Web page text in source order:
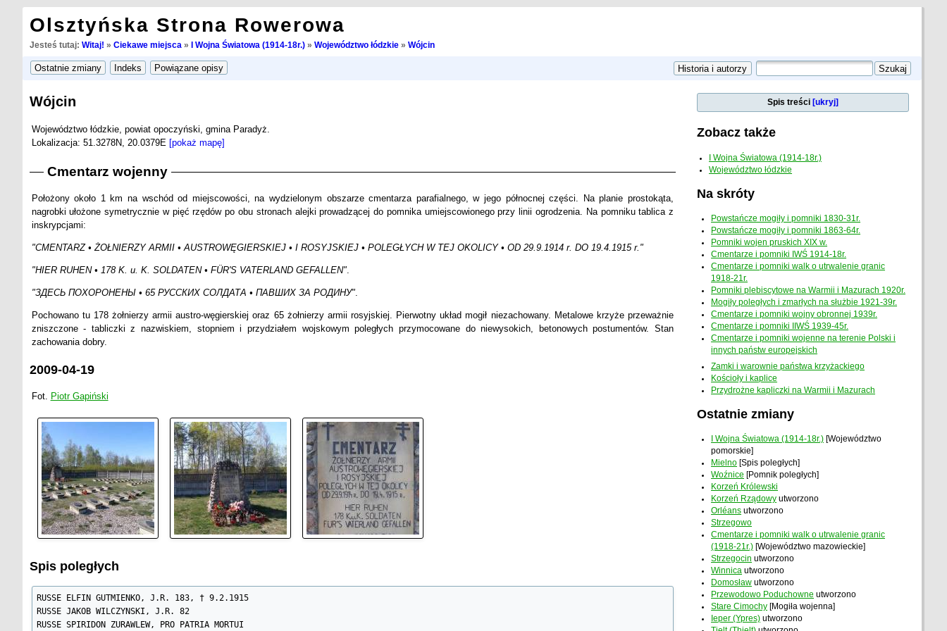
Olsztyńska Strona Rowerowa
Jesteś tutaj: Witaj! » Ciekawe miejsca » I Wojna Światowa (1914-18r.)» Województwo łódzkie» Wójcin
Wójcin
Województwo łódzkie, powiat opoczyński, gmina Paradyż.
Lokalizacja: 51.3278N, 20.0379E [pokaż mapę]
Cmentarz wojenny
Położony około 1 km na wschód od miejscowości, na wydzielonym obszarze cmentarza parafialnego, w jego północnej części. Na planie prostokąta,
nagrobki ułożone symetrycznie w pięć rzędów po obu stronach alejki prowadzącej do pomnika umiejscowionego przy linii ogrodzenia. Na pomniku tablica z
inskrypcjami:
"CMENTARZ • ŻOŁNIERZY ARMII • AUSTROWĘGIERSKIEJ • I ROSYJSKIEJ • POLEGŁYCH W TEJ OKOLICY • OD 29.9.1914 r. DO 19.4.1915 r."
"HIER RUHEN • 178 K. u. K. SOLDATEN • FÜR'S VATERLAND GEFALLEN".
"ЗДЕСЬ ПОХОРОНЕНЫ • 65 РУССКИХ СОЛДАТА • ПАВШИХ ЗА РОДИНУ".
Pochowano tu 178 żołnierzy armii austro-węgierskiej oraz 65 żołnierzy armii rosyjskiej. Pierwotny układ mogił niezachowany. Metalowe krzyże przeważnie
zniszczone - tabliczki z nazwiskiem, stopniem i przydziałem wojskowym poległych przymocowane do niewysokich, betonowych postumentów. Stan
zachowania dobry.
2009-04-19
Fot. Piotr Gapiński
Spis poległych
RUSSE ELFIN GUTMIENKO, J.R. 183, † 9.2.1915
RUSSE JAKOB WILCZYNSKI, J.R. 82
RUSSE SPIRIDON ZURAWLEW, PRO PATRIA MORTUI
Spis treści [ukryj]
Zobacz także
I Wojna Światowa (1914-18r.)
Województwo łódzkie
Na skróty
Powstańcze mogiły i pomniki 1830-31r.
Powstańcze mogiły i pomniki 1863-64r.
Pomniki wojen pruskich XIX w.
Cmentarze i pomniki IWŚ 1914-18r.
Cmentarze i pomniki walk o utrwalenie granic
1918-21r.
Pomniki plebiscytowe na Warmii i Mazurach 1920r.
Mogiły poległych i zmarłych na służbie 1921-39r.
Cmentarze i pomniki wojny obronnej 1939r.
Cmentarze i pomniki IIWŚ 1939-45r.
Cmentarze i pomniki wojenne na terenie Polski i
innych państw europejskich
Zamki i warownie państwa krzyżackiego
Kościoły i kaplice
Przydrożne kapliczki na Warmii i Mazurach
Ostatnie zmiany
I Wojna Światowa (1914-18r.) [Województwo
pomorskie]
Mielno [Spis poległych]
Woźnice [Pomnik poległych]
Korzeń Królewski
Korzeń Rządowy utworzono
Orléans utworzono
Strzegowo
Cmentarze i pomniki walk o utrwalenie granic
(1918-21r.) [Województwo mazowieckie]
Strzegocin utworzono
Winnica utworzono
Domosław utworzono
Przewodowo Poduchowne utworzono
Stare Cimochy [Mogiła wojenna]
Ieper (Ypres) utworzono